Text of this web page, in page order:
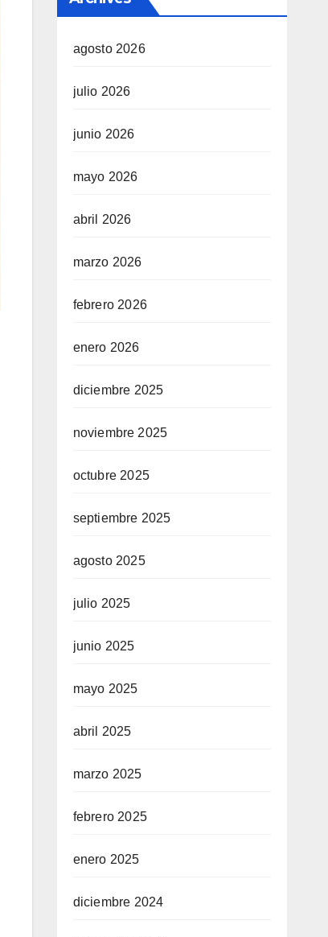
agosto 2026
julio 2026
junio 2026
mayo 2026
abril 2026
marzo 2026
febrero 2026
enero 2026
diciembre 2025
noviembre 2025
octubre 2025
septiembre 2025
agosto 2025
julio 2025
junio 2025
mayo 2025
abril 2025
marzo 2025
febrero 2025
enero 2025
diciembre 2024